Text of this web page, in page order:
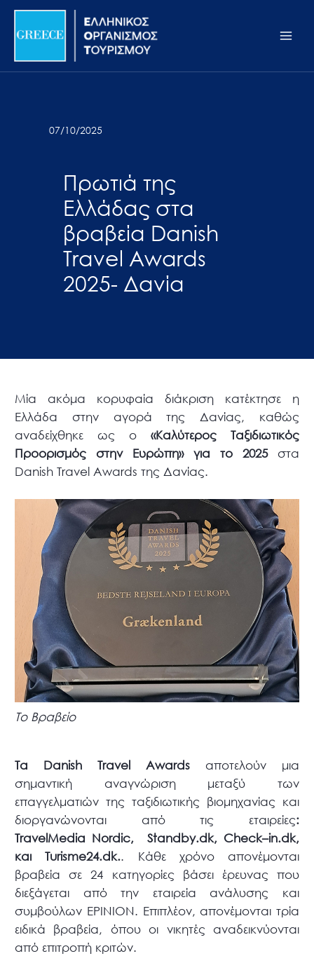
Σημείωση:
ιστότοπος
προσβασιμότητας.
Μετάβαση
περιεχόμενο
07/10/2025
Πρωτιά της
Ελλάδας στα
βραβεία Danish
Travel Awards
2025- Δανία
Μία ακόμα κορυφαία διάκριση κατέκτησε η
Ελλάδα στην αγορά της Δανίας, καθώς
αναδείχθηκε ως ο «Καλύτερος Ταξιδιωτικός
Προορισμός στην Ευρώπη» για το 2025στα
Danish Travel Awards της Δανίας.
Το Βραβείο
Τα Danish Travel Awards αποτελούν μια
σημαντική αναγνώριση μεταξύ των
επαγγελματιών της ταξιδιωτικής βιομηχανίας και
διοργανώνονται από τις εταιρείες:
TravelMedia Nordic, Standby.dk, Check–in.dk,
καιTurisme24.dk.. Κάθε χρόνο απονέμονται
βραβεία σε 24 κατηγορίες βάσει έρευνας που
διεξάγεται από την εταιρεία ανάλυσης και
συμβούλων EPINION. Επιπλέον, απονέμονται τρία
ειδικά βραβεία, όπου οι νικητές αναδεικνύονται
από επιτροπή κριτών.